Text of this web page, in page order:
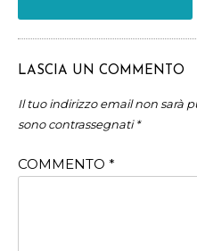
LASCIA UN COMMENTO
Il tuo indirizzo email non sarà
sono contrassegnati*
COMMENTO *